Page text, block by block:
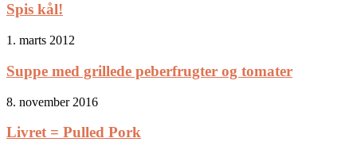
Spis kål!
1. marts 2012
Suppe med grillede peberfrugter og tomater
8. november 2016
Livret = Pulled Pork